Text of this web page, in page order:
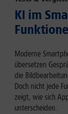
KI im
Moderne
übersetzen
die
Doch nicht jede
zeigt, wie sich
unterscheiden.